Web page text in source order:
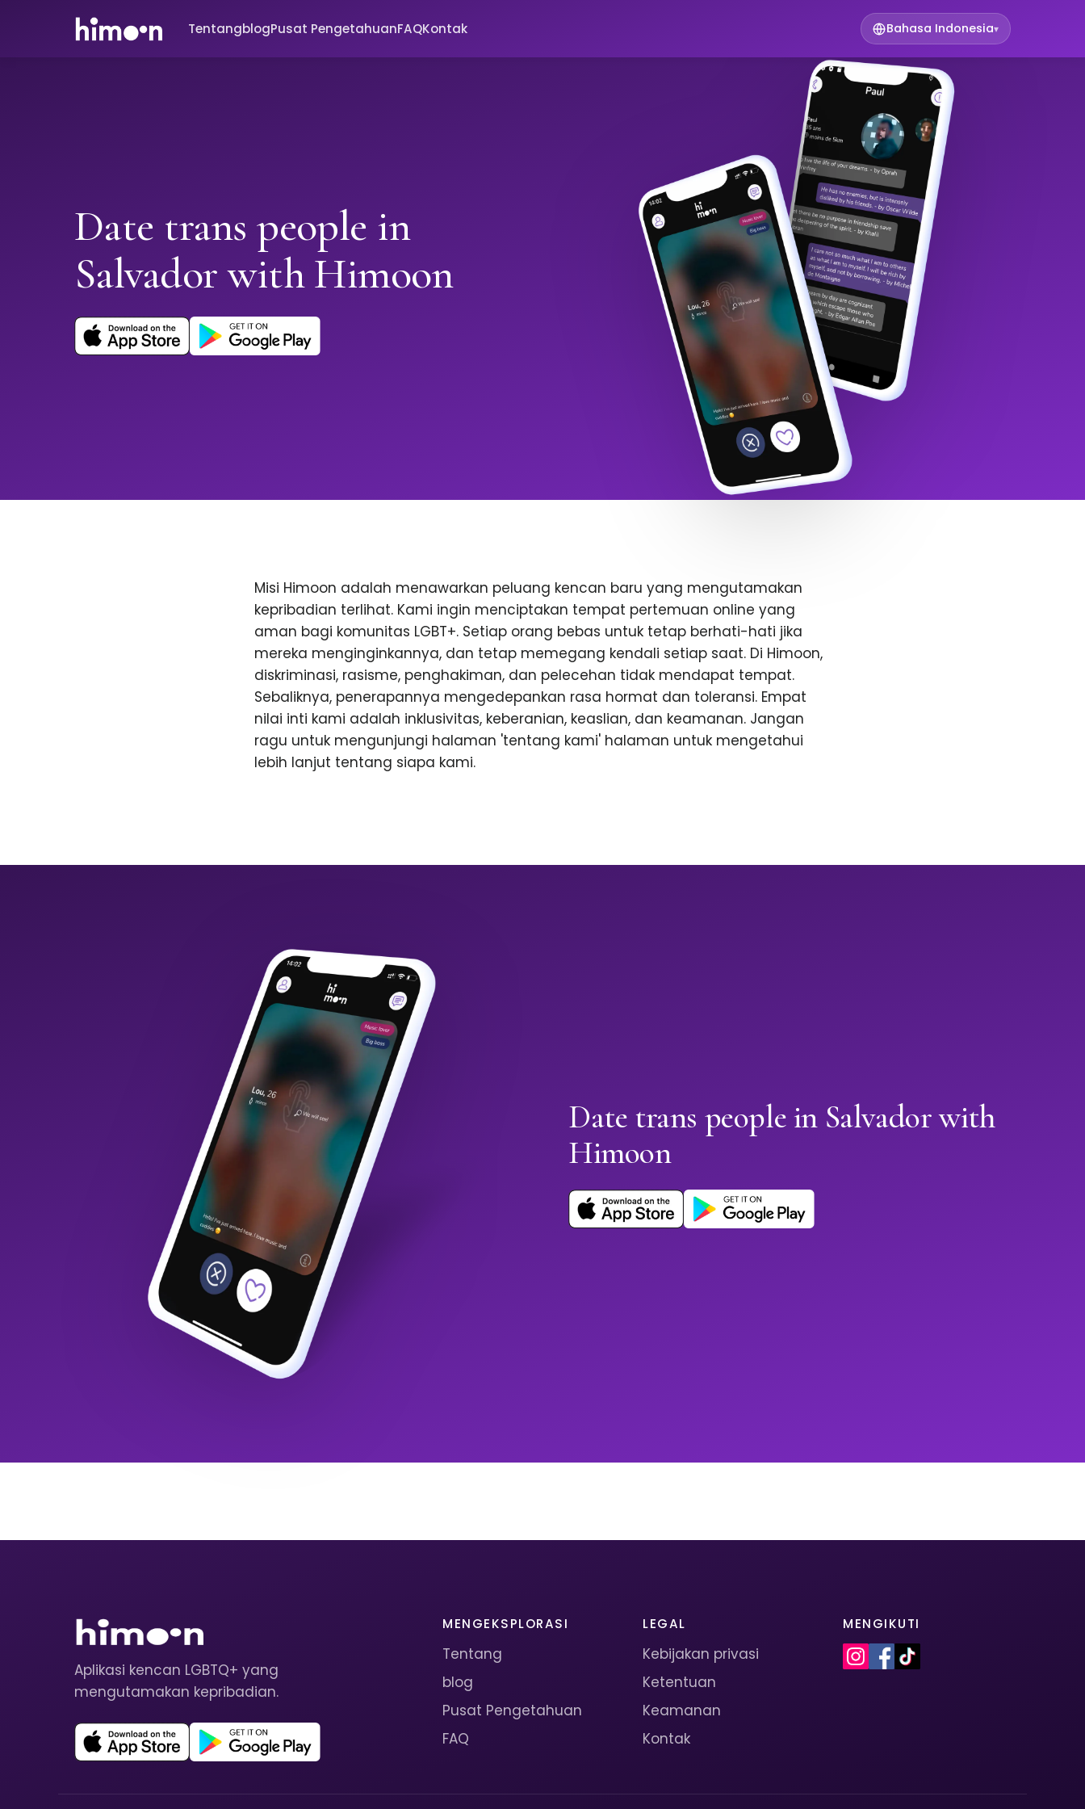
TentangblogPusat PengetahuanFAQKontak Bahasa Indonesia▾
Date trans people in
Salvador with Himoon
Misi Himoon adalah menawarkan peluang kencan baru yang mengutamakan
kepribadian terlihat. Kami ingin menciptakan tempat pertemuan online yang
aman bagi komunitas LGBT+. Setiap orang bebas untuk tetap berhati-hati jika
mereka menginginkannya, dan tetap memegang kendali setiap saat. Di Himoon,
diskriminasi, rasisme, penghakiman, dan pelecehan tidak mendapat tempat.
Sebaliknya, penerapannya mengedepankan rasa hormat dan toleransi. Empat
nilai inti kami adalah inklusivitas, keberanian, keaslian, dan keamanan. Jangan
ragu untuk mengunjungi halaman 'tentang kami' halaman untuk mengetahui
lebih lanjut tentang siapa kami.
Date trans people in Salvador with
Himoon
Aplikasi kencan LGBTQ+ yang
mengutamakan kepribadian.
MENGEKSPLORASI
Tentang
blog
Pusat Pengetahuan
FAQ
LEGAL
Kebijakan privasi
Ketentuan
Keamanan
Kontak
MENGIKUTI